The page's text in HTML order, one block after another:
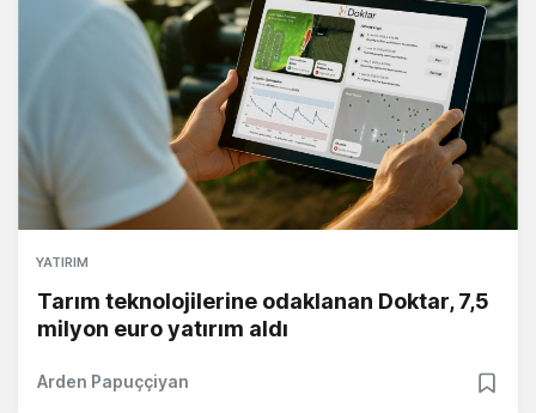
YATIRIM
Tarım teknolojilerine odaklanan Doktar, 7,5
milyon euro yatırım aldı
Arden Papuççiyan